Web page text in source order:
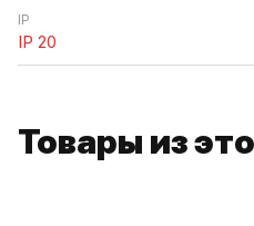
IP
IP 20
Товары из